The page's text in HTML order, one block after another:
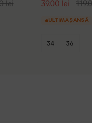
lei 39.00 lei
ULTIMA ȘANSĂ
34 36